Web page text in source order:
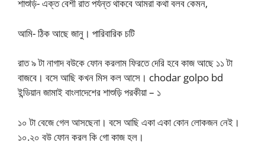
শাশুড়ি- এক্ত বেশী রাত পর্যন্ত থাকবে আমরা কথা বলব কেমন,
আমি- ঠিক আছে জানু। পারিবারিক চটি
রাত ৯ টা নাগাদ বউকে ফোন করলাম ফিরতে দেরি হবে কাজ আছে ১১ টা
বাজবে। বসে আছি কখন মিস কল আসে। chodar golpo bd
ইন্ডিয়ান জামাই বাংলাদেশের শাশুড়ি পরকীয়া – ১
১০ টা বেজে গেল আসছেনা। বসে আছি একা একা কোন লোকজন নেই।
১০.২০ বউ ফোন করল কি গো কাজ হল।